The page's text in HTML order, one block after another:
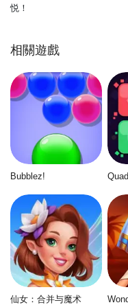
悦！
相關遊戲
Bubblez!
仙女：合并与魔术